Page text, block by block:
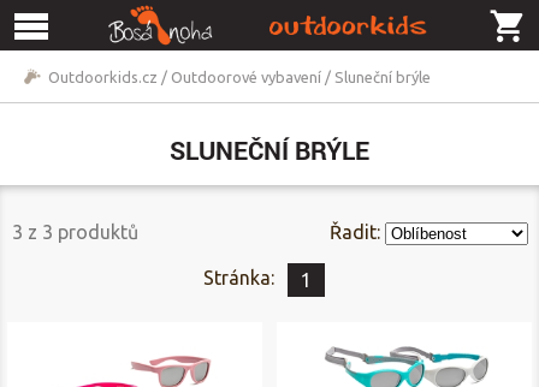
Outdoorkids.cz / Outdoorové vybavení / Sluneční brýle
SLUNEČNÍ BRÝLE
3 z 3 produktů Řadit:
Stránka: 1